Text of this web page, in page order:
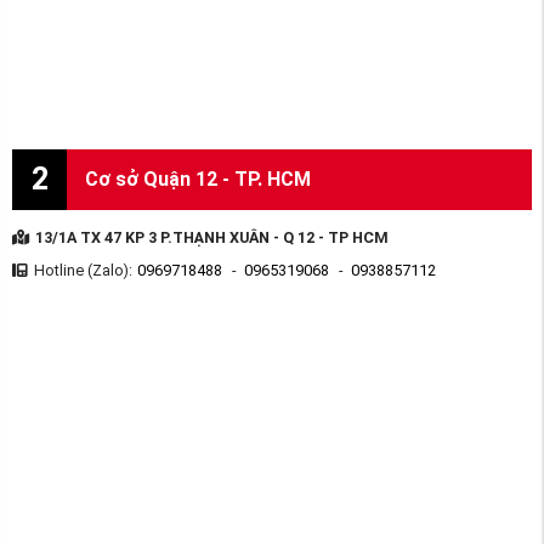
2 Cơ sở Quận 12 - TP. HCM
13/1A TX 47 KP 3 P.THẠNH XUÂN - Q 12 - TP HCM
Hotline (Zalo): 0969718488 - 0965319068 - 0938857112